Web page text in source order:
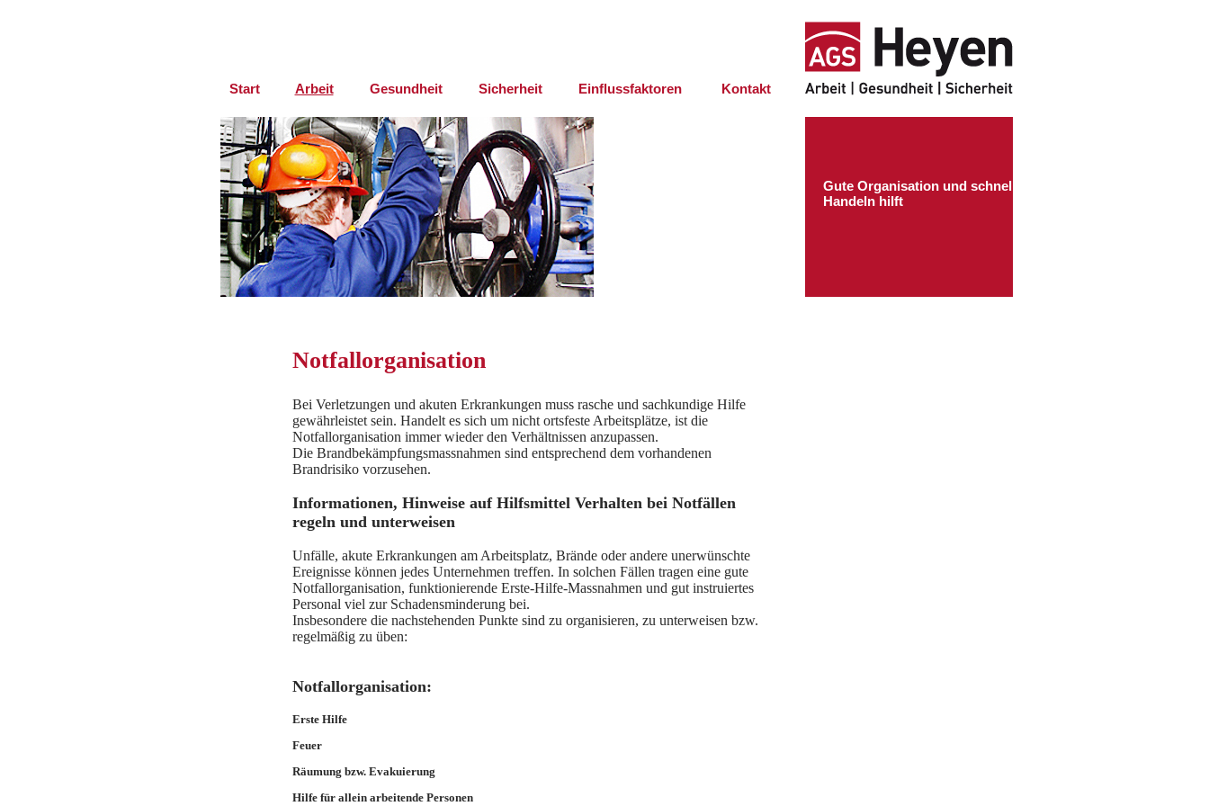
Notfallorganisation
Bei Verletzungen und akuten Erkrankungen muss rasche und sachkundige Hilfe
gewährleistet sein. Handelt es sich um nicht ortsfeste Arbeitsplätze, ist die
Notfallorganisation immer wieder den Verhältnissen anzupassen.
Die Brandbekämpfungsmassnahmen sind entsprechend dem vorhandenen
Brandrisiko vorzusehen.
Informationen, Hinweise auf Hilfsmittel Verhalten bei Notfällen
regeln und unterweisen
Unfälle, akute Erkrankungen am Arbeitsplatz, Brände oder andere unerwünschte
Ereignisse können jedes Unternehmen treffen. In solchen Fällen tragen eine gute
Notfallorganisation, funktionierende Erste-Hilfe-Massnahmen und gut instruiertes
Personal viel zur Schadensminderung bei.
Insbesondere die nachstehenden Punkte sind zu organisieren, zu unterweisen bzw.
regelmäßig zu üben:
Notfallorganisation:
Erste Hilfe
Feuer
Räumung bzw. Evakuierung
Hilfe für allein arbeitende Personen
Gute Organisation und schnelles
Handeln hilft
Start Arbeit Gesundheit Sicherheit Einflussfaktoren Kontakt